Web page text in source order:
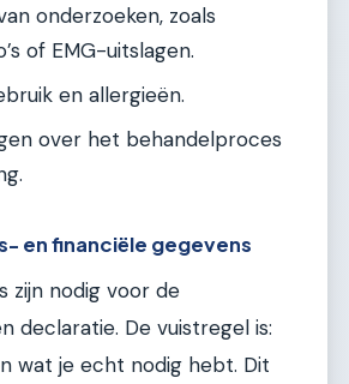
onderzoeken, zoals
of EMG-uitslagen.
en allergieën.
over het behandelproces
en financiële gegevens
zijn nodig voor de
declaratie. De vuistregel is:
wat je echt nodig hebt. Dit